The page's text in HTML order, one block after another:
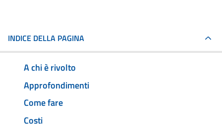
INDICE DELLA PAGINA
A chi è rivolto
Approfondimenti
Come fare
Costi